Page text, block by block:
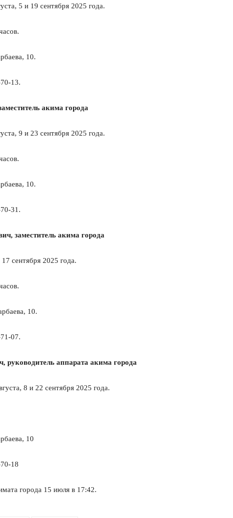
5 и 19 сентября 2025 года.
10.
13.
акима города
9 и 23 сентября 2025 года.
10.
31.
заместитель акима города
сентября 2025 года.
10.
07.
руководитель аппарата акима города
8 и 22 сентября 2025 года.
10
18
города 15 июля в 17:42.